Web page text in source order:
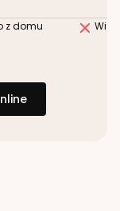
z domu